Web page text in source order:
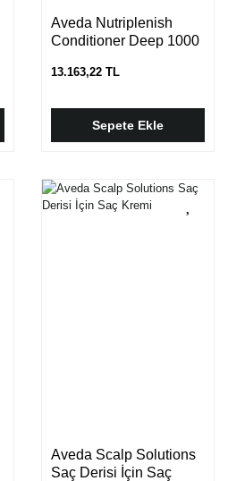
Aveda Nutriplenish
Conditioner Deep 1000
13.163,22 TL
Sepete Ekle
Aveda Scalp Solutions
Saç Derisi İçin Saç